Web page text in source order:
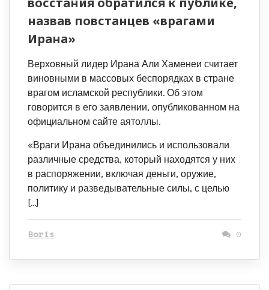
назвав повстанцев «врагами
Ирана»
Верховный лидер Ирана Али Хаменеи считает
виновными в массовых беспорядках в стране
врагом исламской республики. Об этом
говорится в его заявлении, опубликованном на
официальном сайте аятоллы.
«Враги Ирана объединились и использовали
различные средства, который находятся у них
в распоряжении, включая деньги, оружие,
политику и разведывательные силы, с целью
[…]
Boris 0